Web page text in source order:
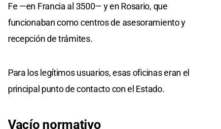
Fe —en Francia al 3500— y en Rosario, que
funcionaban como centros de asesoramiento y
recepción de trámites.
Para los legítimos usuarios, esas oficinas eran el
principal punto de contacto con el Estado.
Vacío normativo